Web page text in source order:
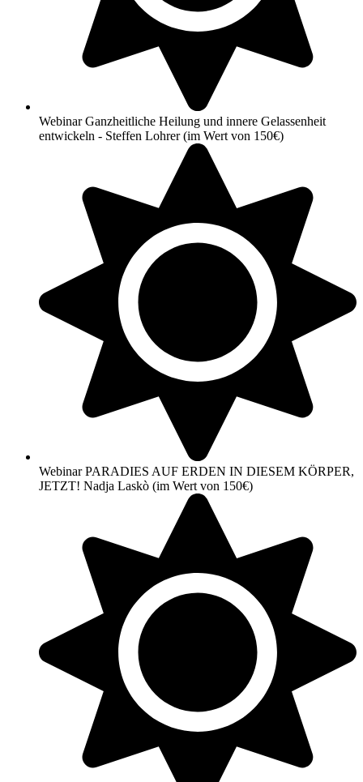
Webinar Ganzheitliche Heilung und innere Gelassenheit
entwickeln - Steffen Lohrer (im Wert von 150€)
Webinar PARADIES AUF ERDEN IN DIESEM KÖRPER,
JETZT! Nadja Laskò (im Wert von 150€)